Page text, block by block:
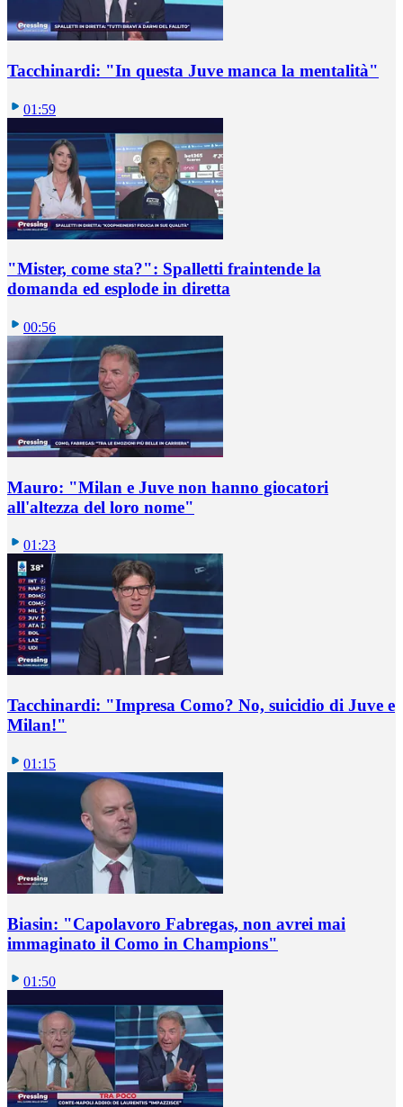
Tacchinardi: "In questa Juve manca la mentalità"
01:59
"Mister, come sta?": Spalletti fraintende la
domanda ed esplode in diretta
00:56
Mauro: "Milan e Juve non hanno giocatori
all'altezza del loro nome"
01:23
Tacchinardi: "Impresa Como? No, suicidio di Juve e
Milan!"
01:15
Biasin: "Capolavoro Fabregas, non avrei mai
immaginato il Como in Champions"
01:50